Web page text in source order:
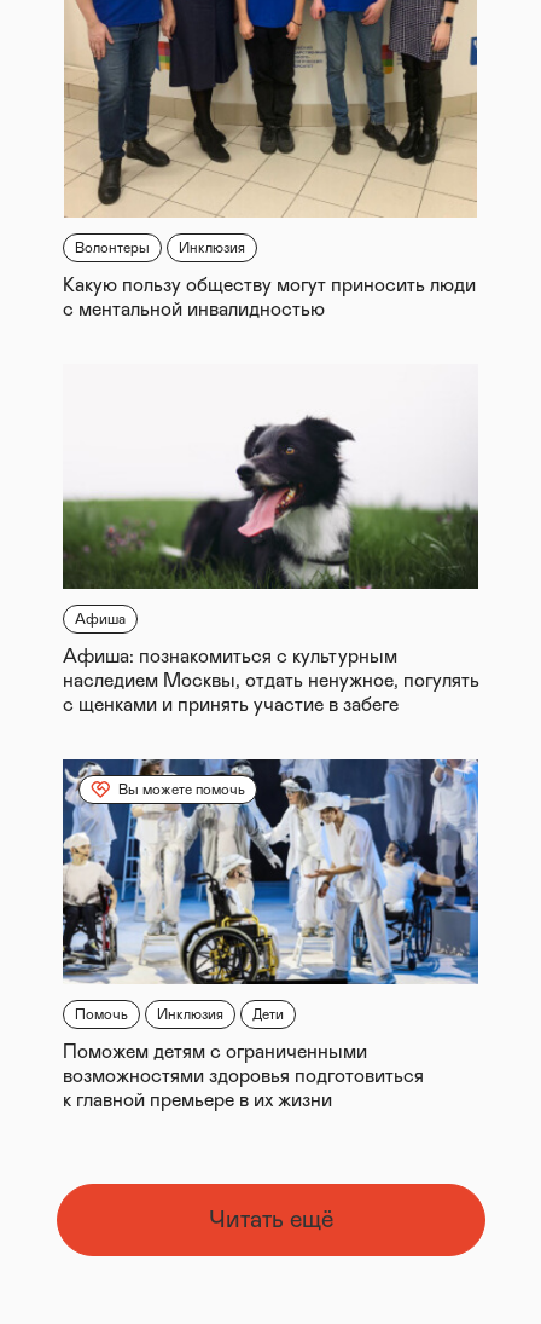
Волонтеры Инклюзия
Какую пользу обществу могут приносить люди
с ментальной инвалидностью
Афиша
Афиша: познакомиться с культурным
наследием Москвы, отдать ненужное, погулять
с щенками и принять участие в забеге
Вы можете помочь
Помочь Инклюзия Дети
Поможем детям с ограниченными
возможностями здоровья подготовиться
к главной премьере в их жизни
Читать ещё